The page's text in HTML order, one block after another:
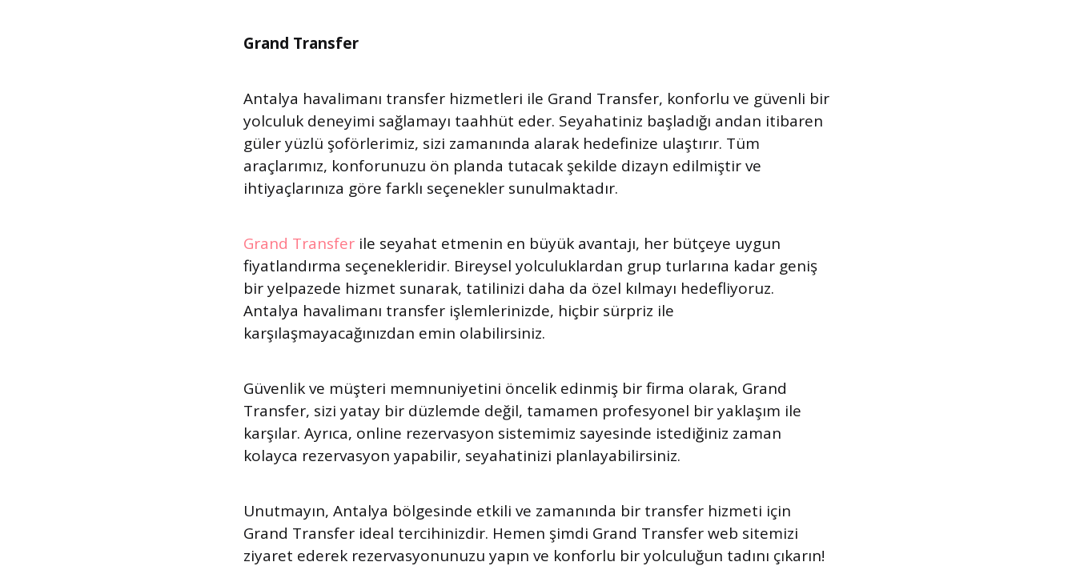
Grand Transfer
Antalya havalimanı transfer hizmetleri ile Grand Transfer, konforlu ve güvenli bir
yolculuk deneyimi sağlamayı taahhüt eder. Seyahatiniz başladığı andan itibaren
güler yüzlü şoförlerimiz, sizi zamanında alarak hedefinize ulaştırır. Tüm
araçlarımız, konforunuzu ön planda tutacak şekilde dizayn edilmiştir ve
ihtiyaçlarınıza göre farklı seçenekler sunulmaktadır.
Grand Transfer ile seyahat etmenin en büyük avantajı, her bütçeye uygun
fiyatlandırma seçenekleridir. Bireysel yolculuklardan grup turlarına kadar geniş
bir yelpazede hizmet sunarak, tatilinizi daha da özel kılmayı hedefliyoruz.
Antalya havalimanı transfer işlemlerinizde, hiçbir sürpriz ile
karşılaşmayacağınızdan emin olabilirsiniz.
Güvenlik ve müşteri memnuniyetini öncelik edinmiş bir firma olarak, Grand
Transfer, sizi yatay bir düzlemde değil, tamamen profesyonel bir yaklaşım ile
karşılar. Ayrıca, online rezervasyon sistemimiz sayesinde istediğiniz zaman
kolayca rezervasyon yapabilir, seyahatinizi planlayabilirsiniz.
Unutmayın, Antalya bölgesinde etkili ve zamanında bir transfer hizmeti için
Grand Transfer ideal tercihinizdir. Hemen şimdi Grand Transfer web sitemizi
ziyaret ederek rezervasyonunuzu yapın ve konforlu bir yolculuğun tadını çıkarın!